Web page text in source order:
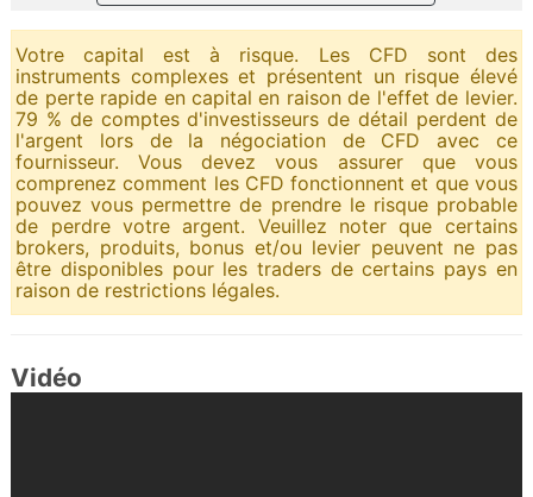
Votre capital est à risque. Les CFD sont des
instruments complexes et présentent un risque élevé
de perte rapide en capital en raison de l'effet de levier.
79 % de comptes d'investisseurs de détail perdent de
l'argent lors de la négociation de CFD avec ce
fournisseur. Vous devez vous assurer que vous
comprenez comment les CFD fonctionnent et que vous
pouvez vous permettre de prendre le risque probable
de perdre votre argent. Veuillez noter que certains
brokers, produits, bonus et/ou levier peuvent ne pas
être disponibles pour les traders de certains pays en
raison de restrictions légales.
Vidéo